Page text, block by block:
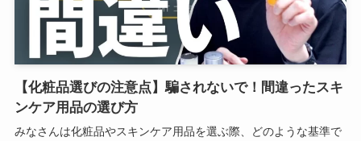
【化粧品選びの注意点】騙されないで！間違ったスキ
ンケア用品の選び方
みなさんは化粧品やスキンケア用品を選ぶ際、どのような基準で